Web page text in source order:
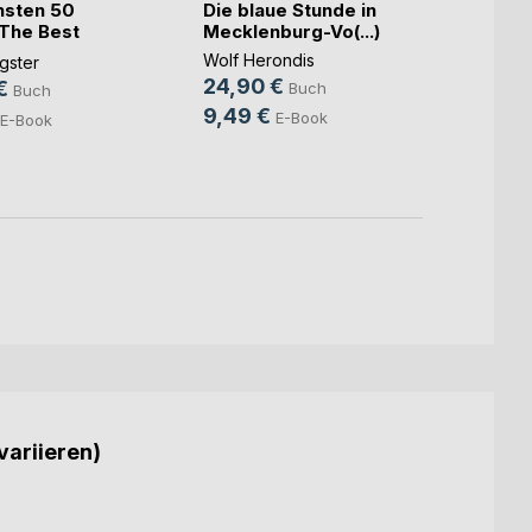
50
Best
Buch
E-Book
Die blaue Stunde in
Mecklenburg-Vo(...)
Wolf Herondis
24,90 € Buch
9,49 € E-Book